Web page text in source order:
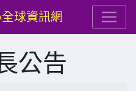
球資訊網
公告